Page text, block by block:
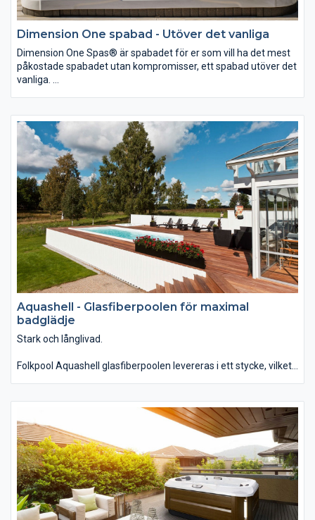
Dimension One spabad - Utöver det vanliga
Dimension One Spas® är spabadet för er som vill ha det mest
påkostade spabadet utan kompromisser, ett spabad utöver det
vanliga.
utvecklingen när det gäller ergonomi och funktioner. Med flest
patent i branschen hittar du bättre lösningar för rening och
massage
Aquashell - Glasfiberpoolen för maximal
badglädje
Stark och långlivad.
Folkpool Aquashell glasfiberpoolen levereras i ett stycke, vilket
Samtidigt som du får en av de absolut starkaste och mest
hållbara glasfiber­poolerna på marknaden.
Poolen Aquashell glasfiberpool introducerades i vårt sortiment
2011 och har blivit en favorit.